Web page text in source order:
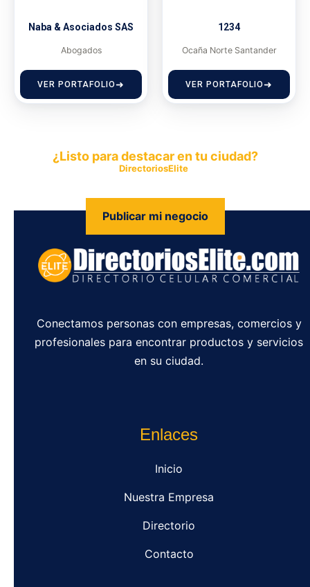
Naba & Asociados SAS
Abogados
VER PORTAFOLIO
1234
Ocaña Norte Santander
VER PORTAFOLIO
¿Listo para destacar en tu ciudad?
DirectoriosElite
Publicar mi negocio
Conectamos personas con empresas, comercios y
profesionales para encontrar productos y servicios
en su ciudad.
Enlaces
Inicio
Nuestra Empresa
Directorio
Contacto